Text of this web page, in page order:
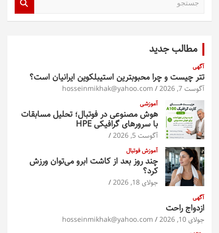
مطالب جدید
آگهی
تتر چیست و چرا محبوبترین استیبلکوین ایرانیان است؟
آگوست 7, 2026 hosseinmikhak@yahoo.com
آموزشی
هوش مصنوعی در فوتبال؛ تحلیل مسابقات
با سرورهای گرافیکی HPE
آگوست 5, 2026
آموزش فوتبال
چند روز بعد از کاشت ابرو می‌توان ورزش
کرد؟
جولای 18, 2026
آگهی
ازدواج راحت
جولای 10, 2026 hosseinmikhak@yahoo.com